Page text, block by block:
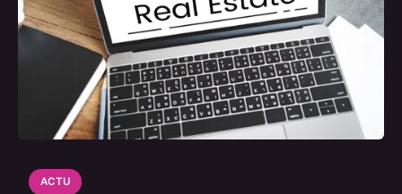
ACTU